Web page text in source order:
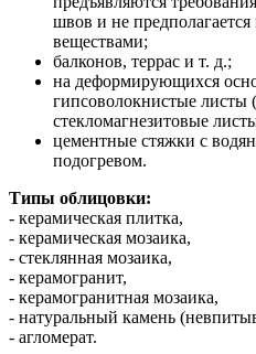
швов и не
веществами;
балконов, террас и т. д.;
на деформирующихся
гипсоволокнистые
стекломагнезитовые
цементные стяжки с
подогревом.
Типы облицовки:
- керамическая плитка,
- керамическая мозаика,
- стеклянная мозаика,
- керамогранит,
- керамогранитная мозаика,
- натуральный камень
- агломерат.